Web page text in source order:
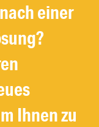
einer
Ihnen zu